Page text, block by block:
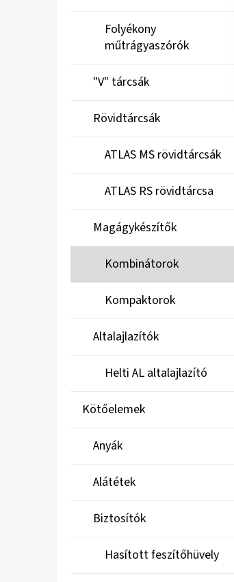
Folyékony
műtrágyaszórók
"V" tárcsák
Rövidtárcsák
ATLAS MS rövidtárcsák
ATLAS RS rövidtárcsa
Magágykészítők
Kombinátorok
Kompaktorok
Altalajlazítók
Helti AL altalajlazító
Kötőelemek
Anyák
Alátétek
Biztosítók
Hasított feszítőhüvely